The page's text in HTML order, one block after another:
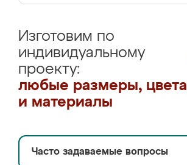
Изготовим по
индивидуальному
проекту:
любые размеры, цвета
и материалы
Часто задаваемые вопросы